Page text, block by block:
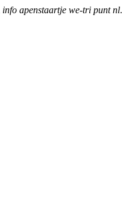
info apenstaartje we-tri punt nl.